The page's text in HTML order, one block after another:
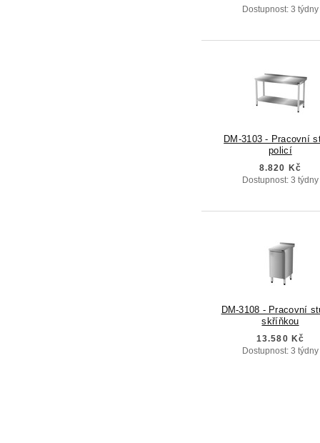
Dostupnost: 3 týdny
DM-3103 - Pracovní
policí
8.820 Kč
Dostupnost: 3 týdny
DM-3108 - Pracovní
skříňkou
13.580 Kč
Dostupnost: 3 týdny